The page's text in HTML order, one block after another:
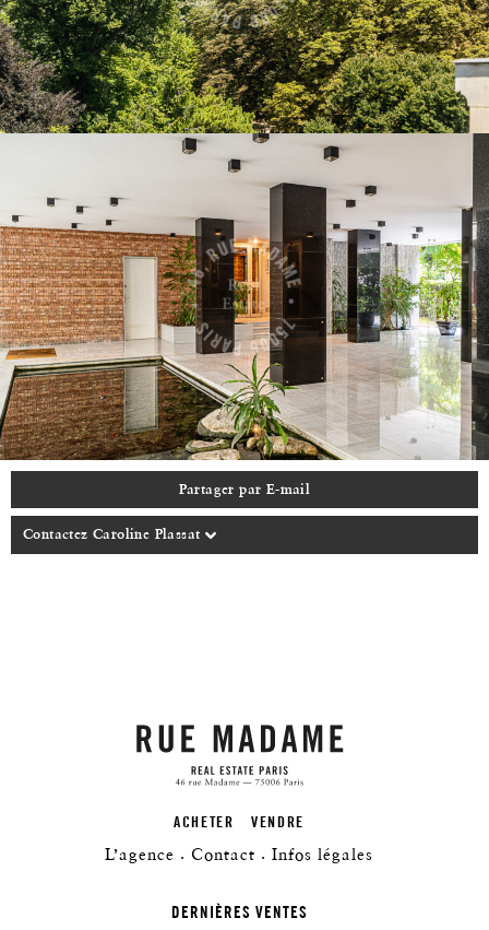
Partager par E-mail
Contactez Caroline Plassat
ACHETER VENDRE
L’agence Contact Infos légales
DERNIÈRES VENTES